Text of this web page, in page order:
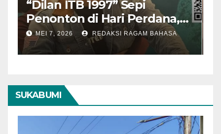
“Dilan ITB 1997” Sepi
Penonton di Hari Perdana,
Pengamat Nilai Cerita
Kurang Kuat
MEI 7, 2026 REDAKSI RAGAM BAHASA
SUKABUMI